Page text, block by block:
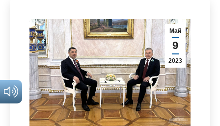
Май
9
2023